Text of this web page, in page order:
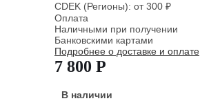
CDEK (Регионы): от 300 ₽
Оплата
Наличными при получении
Банковскими картами
Подробнее о доставке и оплате
7 800 Р
В наличии